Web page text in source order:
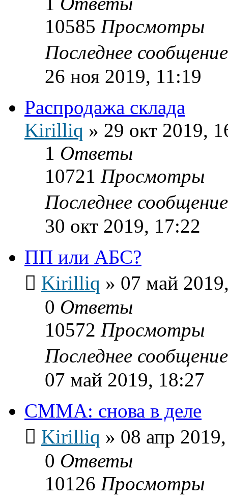
10585 Просмотры
Последнее
26 ноя 2019, 11:19
Распродажа склада
Kirilliq » 29 окт 2019,
1 Ответы
10721 Просмотры
Последнее
30 окт 2019, 17:22
ПП или АБС?
Kirilliq » 07 май
0 Ответы
10572 Просмотры
Последнее
07 май 2019, 18:27
СММА: снова в деле
Kirilliq » 08 апр
0 Ответы
10126 Просмотры